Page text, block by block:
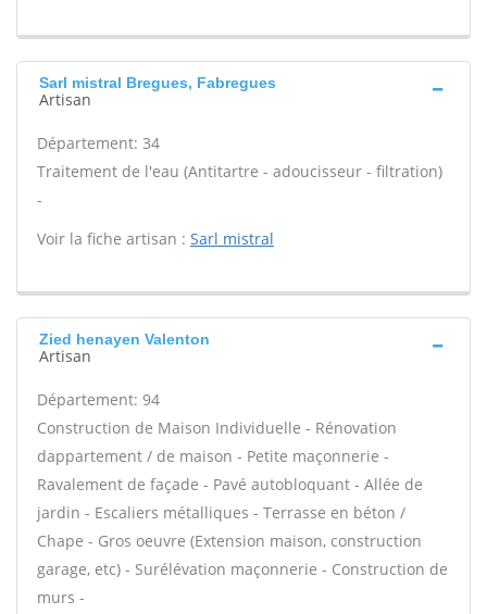
Sarl mistral Bregues, Fabregues
Artisan
Département: 34
Traitement de l'eau (Antitartre - adoucisseur - filtration)
-
Voir la fiche artisan : Sarl mistral
Zied henayen Valenton
Artisan
Département: 94
Construction de Maison Individuelle - Rénovation
dappartement / de maison - Petite maçonnerie -
Ravalement de façade - Pavé autobloquant - Allée de
jardin - Escaliers métalliques - Terrasse en béton /
Chape - Gros oeuvre (Extension maison, construction
garage, etc) - Surélévation maçonnerie - Construction de
murs -